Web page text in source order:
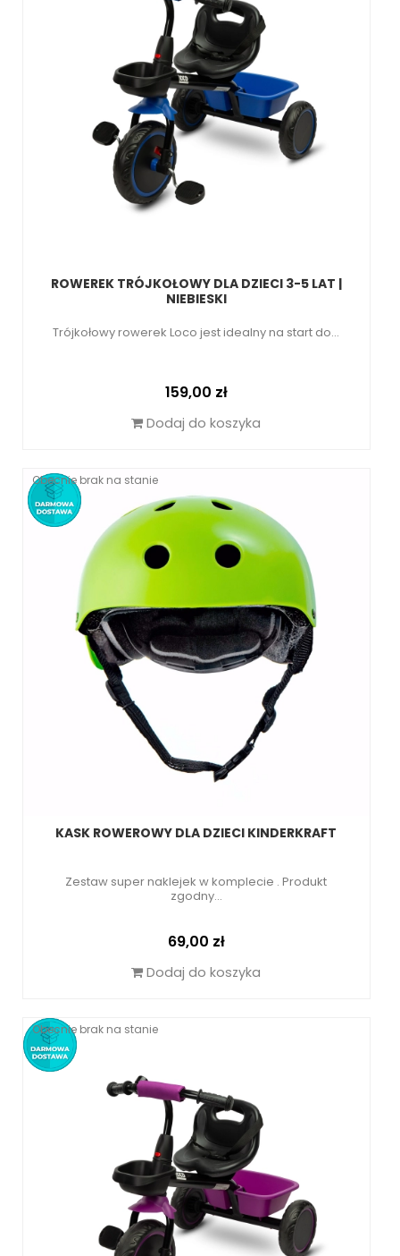
ROWEREK TRÓJKOŁOWY DLA DZIECI 3-5 LAT |
NIEBIESKI
Trójkołowy rowerek Loco jest idealny na start do...
Cena
159,00 zł
Dodaj do koszyka
KASK ROWEROWY DLA DZIECI KINDERKRAFT
Zestaw super naklejek w komplecie . Produkt
zgodny...
Cena
69,00 zł
Dodaj do koszyka
Obecnie brak na stanie
Obecnie brak na stanie